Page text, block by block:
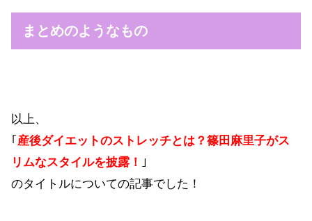
まとめのようなもの
以上、
｢ 産後ダイエットのストレッチとは？篠田麻里子がス
リムなスタイルを披露！ ｣
のタイトルについての記事でした！